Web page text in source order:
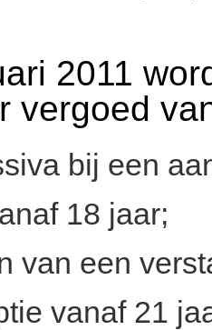
2011
vergoed
bij een
18 jaar;
van een
vanaf 21